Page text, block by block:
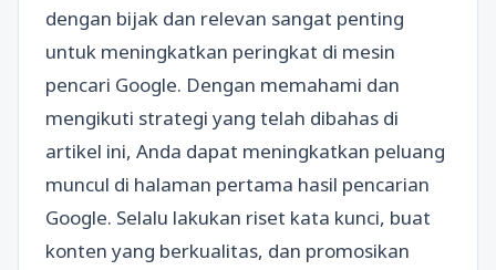
dengan bijak dan relevan sangat penting
untuk meningkatkan peringkat di mesin
pencari Google. Dengan memahami dan
mengikuti strategi yang telah dibahas di
artikel ini, Anda dapat meningkatkan peluang
muncul di halaman pertama hasil pencarian
Google. Selalu lakukan riset kata kunci, buat
konten yang berkualitas, dan promosikan